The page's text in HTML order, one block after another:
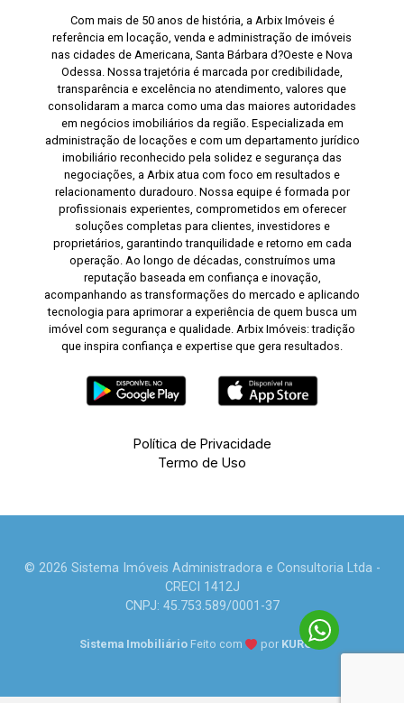
Com mais de 50 anos de história, a Arbix Imóveis é
referência em locação, venda e administração de imóveis
nas cidades de Americana, Santa Bárbara d?Oeste e Nova
Odessa. Nossa trajetória é marcada por credibilidade,
transparência e excelência no atendimento, valores que
consolidaram a marca como uma das maiores autoridades
em negócios imobiliários da região. Especializada em
administração de locações e com um departamento jurídico
imobiliário reconhecido pela solidez e segurança das
negociações, a Arbix atua com foco em resultados e
relacionamento duradouro. Nossa equipe é formada por
profissionais experientes, comprometidos em oferecer
soluções completas para clientes, investidores e
proprietários, garantindo tranquilidade e retorno em cada
operação. Ao longo de décadas, construímos uma
reputação baseada em confiança e inovação,
acompanhando as transformações do mercado e aplicando
tecnologia para aprimorar a experiência de quem busca um
imóvel com segurança e qualidade. Arbix Imóveis: tradição
que inspira confiança e expertise que gera resultados.
Política de Privacidade
Termo de Uso
© 2026 Sistema Imóveis Administradora e Consultoria Ltda -
CRECI 1412J
CNPJ: 45.753.589/0001-37
Sistema Imobiliário Feito com por KUROLE